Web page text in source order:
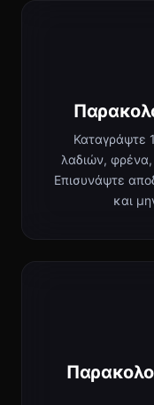
Καταγράψτε
λαδιών,
Επισυνάψτε
και